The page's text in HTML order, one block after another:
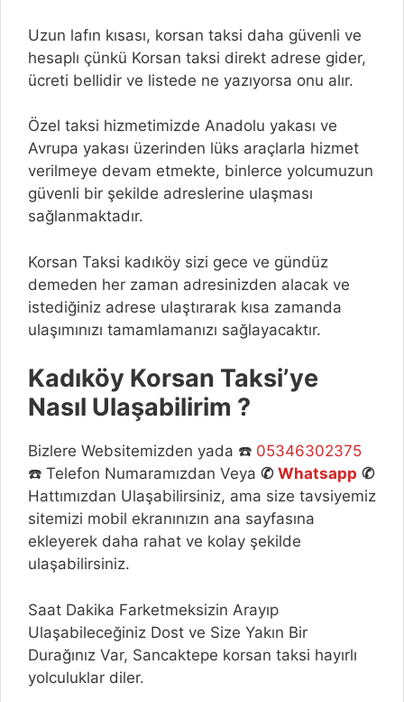
Uzun lafın kısası, korsan taksi daha güvenli ve
hesaplı çünkü Korsan taksi direkt adrese gider,
ücreti bellidir ve listede ne yazıyorsa onu alır.
Özel taksi hizmetimizde Anadolu yakası ve
Avrupa yakası üzerinden lüks araçlarla hizmet
verilmeye devam etmekte, binlerce yolcumuzun
güvenli bir şekilde adreslerine ulaşması
sağlanmaktadır.
Korsan Taksi kadıköy sizi gece ve gündüz
demeden her zaman adresinizden alacak ve
istediğiniz adrese ulaştırarak kısa zamanda
ulaşımınızı tamamlamanızı sağlayacaktır.
Kadıköy Korsan Taksi’ye
Nasıl Ulaşabilirim ?
Bizlere Websitemizden yada ☎️ 05346302375
☎️ Telefon Numaramızdan Veya ✆ Whatsapp ✆
Hattımızdan Ulaşabilirsiniz, ama size tavsiyemiz
sitemizi mobil ekranınızın ana sayfasına
ekleyerek daha rahat ve kolay şekilde
ulaşabilirsiniz.
Saat Dakika Farketmeksizin Arayıp
Ulaşabileceğiniz Dost ve Size Yakın Bir
Durağınız Var, Sancaktepe korsan taksi hayırlı
yolculuklar diler.